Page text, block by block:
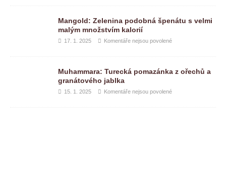
Mangold: Zelenina podobná špenátu s velmi
malým množstvím kalorií
17. 1. 2025 Komentáře nejsou povolené
Muhammara: Turecká pomazánka z ořechů a
granátového jablka
15. 1. 2025 Komentáře nejsou povolené